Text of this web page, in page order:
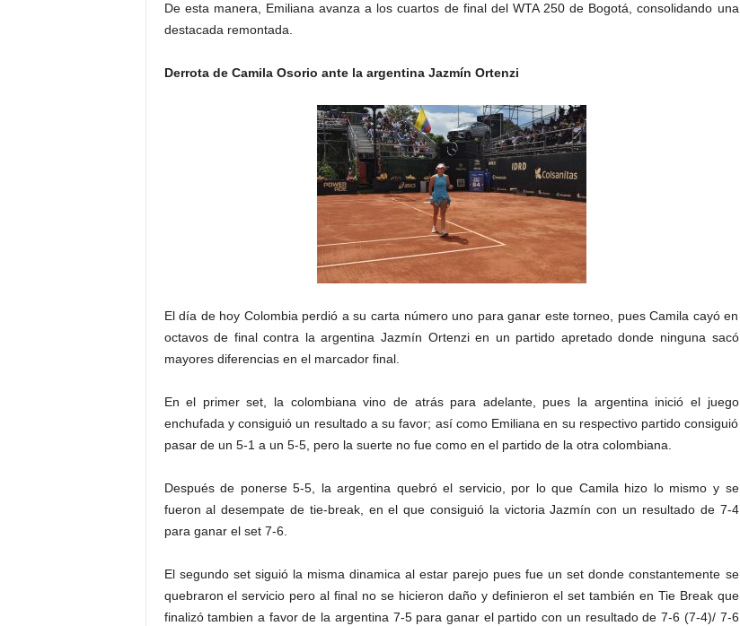
De esta manera, Emiliana avanza a los cuartos de final del WTA 250 de Bogotá, consolidando una
destacada remontada.
Derrota de Camila Osorio ante la argentina Jazmín Ortenzi
El día de hoy Colombia perdió a su carta número uno para ganar este torneo, pues Camila cayó en
octavos de final contra la argentina Jazmín Ortenzi en un partido apretado donde ninguna sacó
mayores diferencias en el marcador final.
En el primer set, la colombiana vino de atrás para adelante, pues la argentina inició el juego
enchufada y consiguió un resultado a su favor; así como Emiliana en su respectivo partido consiguió
pasar de un 5-1 a un 5-5, pero la suerte no fue como en el partido de la otra colombiana.
Después de ponerse 5-5, la argentina quebró el servicio, por lo que Camila hizo lo mismo y se
fueron al desempate de tie-break, en el que consiguió la victoria Jazmín con un resultado de 7-4
para ganar el set 7-6.
El segundo set siguió la misma dinamica al estar parejo pues fue un set donde constantemente se
quebraron el servicio pero al final no se hicieron daño y definieron el set también en Tie Break que
finalizó tambien a favor de la argentina 7-5 para ganar el partido con un resultado de 7-6 (7-4)/ 7-6